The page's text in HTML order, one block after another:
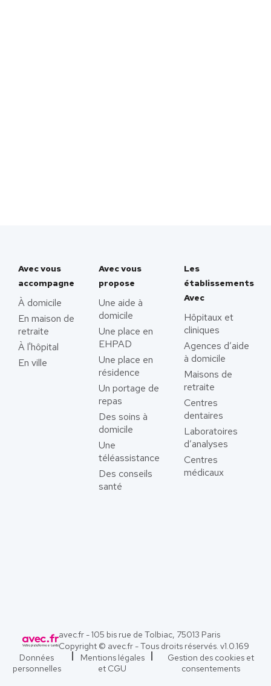
Avec vous
accompagne
À domicile
En maison de
retraite
À l'hôpital
En ville
Avec vous
propose
Une aide à
domicile
Une place en
EHPAD
Une place en
résidence
Un portage de
repas
Des soins à
domicile
Une
téléassistance
Des conseils
santé
Les
établissements
Avec
Hôpitaux et
cliniques
Agences d’aide
à domicile
Maisons de
retraite
Centres
dentaires
Laboratoires
d’analyses
Centres
médicaux
avec.fr - 105 bis rue de Tolbiac, 75013 Paris
Copyright © avec.fr - Tous droits réservés. v1.0.169
Données
personnelles
Mentions légales
et CGU
Gestion des cookies et
consentements